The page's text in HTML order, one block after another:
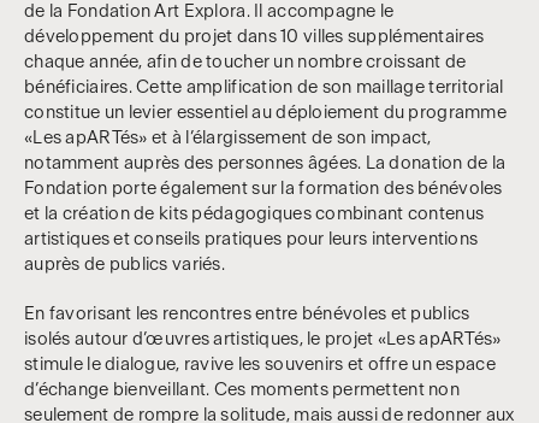
de la Fondation Art Explora. Il accompagne le
développement du projet dans 10 villes supplémentaires
chaque année, afin de toucher un nombre croissant de
bénéficiaires. Cette amplification de son maillage territorial
constitue un levier essentiel au déploiement du programme
«Les apARTés» et à l’élargissement de son impact,
notamment auprès des personnes âgées. La donation de la
Fondation porte également sur la formation des bénévoles
et la création de kits pédagogiques combinant contenus
artistiques et conseils pratiques pour leurs interventions
auprès de publics variés.
En favorisant les rencontres entre bénévoles et publics
isolés autour d’œuvres artistiques, le projet «Les apARTés»
stimule le dialogue, ravive les souvenirs et offre un espace
d’échange bienveillant. Ces moments permettent non
seulement de rompre la solitude, mais aussi de redonner aux